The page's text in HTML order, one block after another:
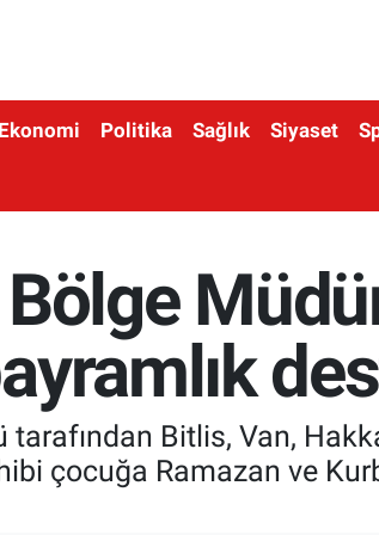
Ekonomi Politika Sağlık Siyaset
Bitlis, Van,
çocuğa Ramazan ve